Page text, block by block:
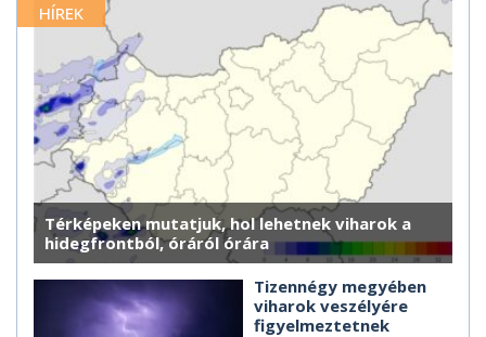
HÍREK
Térképeken mutatjuk, hol lehetnek viharok a
hidegfrontból, óráról órára
Tizennégy megyében
viharok veszélyére
figyelmeztetnek